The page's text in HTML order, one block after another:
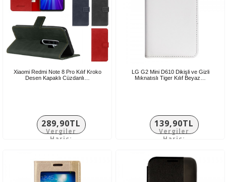
Xiaomi Redmi Note 8 Pro Kılıf Kroko
Desen Kapaklı Cüzdanlı…
289,90TL
Vergiler
Hariç:
LG G2 Mini D610 Dikişli ve Gizli
Mıknatıslı Tiger Kılıf Beyaz…
139,90TL
Vergiler
Hariç: